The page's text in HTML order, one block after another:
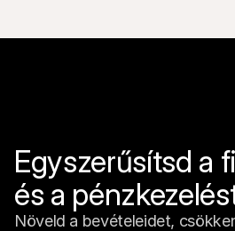
Egyszerűsítsd a
és a
Növeld a bevételeidet,